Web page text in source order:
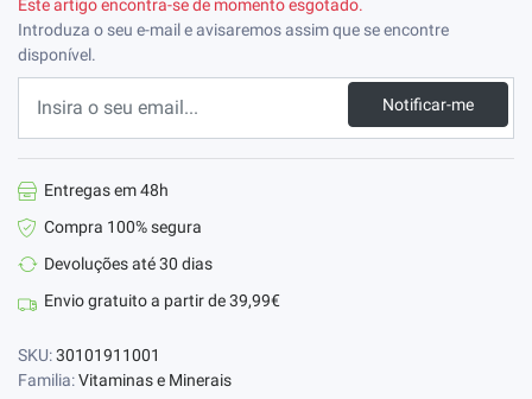
Este artigo encontra-se de momento esgotado.
Introduza o seu e-mail e avisaremos assim que se encontre
disponível.
Notificar-me
Entregas em 48h
Compra 100% segura
Devoluções até 30 dias
Envio gratuito a partir de 39,99€
SKU:30101911001
Familia:Vitaminas e Minerais